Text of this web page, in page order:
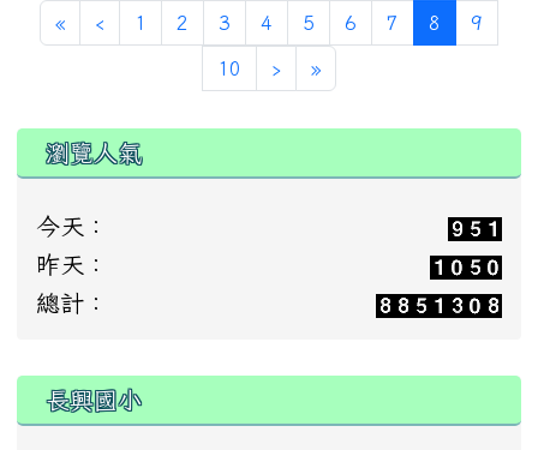
« ‹ 1 2 3 4 5 6 7 8 (current)
9
10 › »
瀏覽人氣
今天：
昨天：
總計：
:::
長興國小